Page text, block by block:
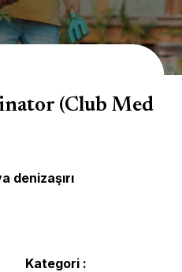
(Club Med
denizaşırı
Kategori